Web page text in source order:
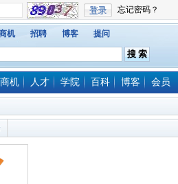
机 招聘 博客 提问
商机 人才 学院 百科 博客 会员